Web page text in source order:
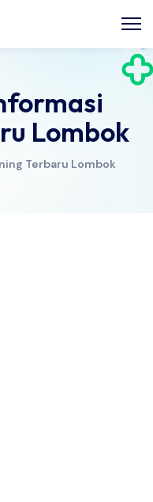
Lombok
Terbaru Lombok